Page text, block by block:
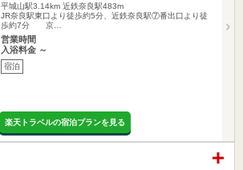
平城山駅3.14km 近鉄奈良駅483m
JR奈良駅東口より徒歩約5分、近鉄奈良駅⑦番出口より徒
歩約7分 京…
営業時間
入浴料金 ～
宿泊
楽天トラベルの宿泊プランを見る